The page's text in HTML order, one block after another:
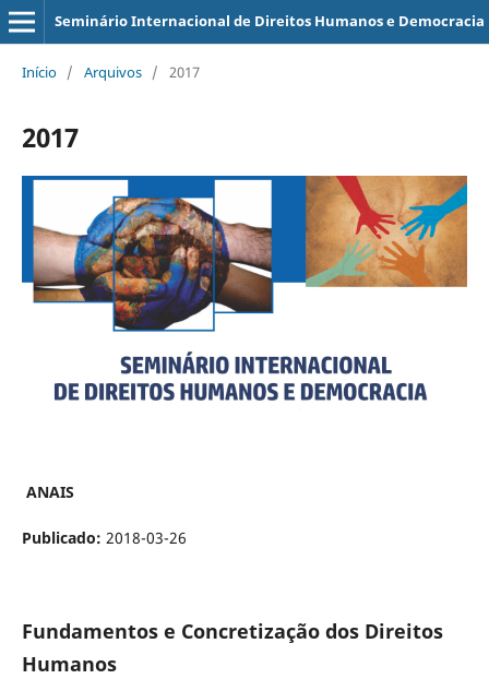
Seminário Internacional de Direitos Humanos e Democracia
Início / Arquivos / 2017
2017
ANAIS
Publicado: 2018-03-26
Fundamentos e Concretização dos Direitos
Humanos